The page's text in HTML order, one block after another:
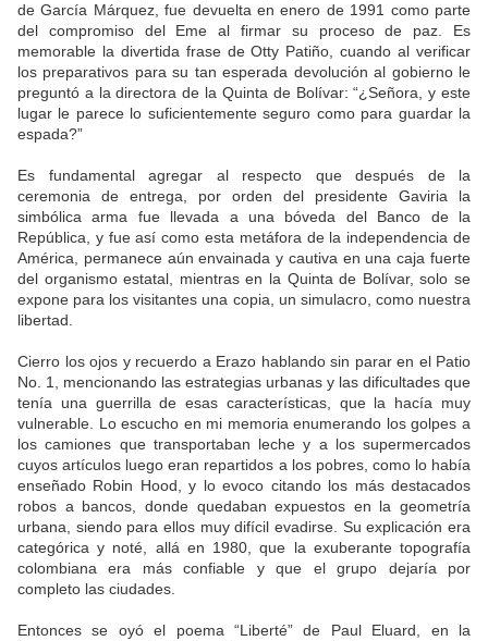
de García Márquez, fue devuelta en enero de 1991 como parte
del compromiso del Eme al firmar su proceso de paz. Es
memorable la divertida frase de Otty Patiño, cuando al verificar
los preparativos para su tan esperada devolución al gobierno le
preguntó a la directora de la Quinta de Bolívar: “¿Señora, y este
lugar le parece lo suficientemente seguro como para guardar la
espada?”
Es fundamental agregar al respecto que después de la
ceremonia de entrega, por orden del presidente Gaviria la
simbólica arma fue llevada a una bóveda del Banco de la
República, y fue así como esta metáfora de la independencia de
América, permanece aún envainada y cautiva en una caja fuerte
del organismo estatal, mientras en la Quinta de Bolívar, solo se
expone para los visitantes una copia, un simulacro, como nuestra
libertad.
Cierro los ojos y recuerdo a Erazo hablando sin parar en el Patio
No. 1, mencionando las estrategias urbanas y las dificultades que
tenía una guerrilla de esas características, que la hacía muy
vulnerable. Lo escucho en mi memoria enumerando los golpes a
los camiones que transportaban leche y a los supermercados
cuyos artículos luego eran repartidos a los pobres, como lo había
enseñado Robin Hood, y lo evoco citando los más destacados
robos a bancos, donde quedaban expuestos en la geometría
urbana, siendo para ellos muy difícil evadirse. Su explicación era
categórica y noté, allá en 1980, que la exuberante topografía
colombiana era más confiable y que el grupo dejaría por
completo las ciudades.
Entonces se oyó el poema “Liberté” de Paul Eluard, en la